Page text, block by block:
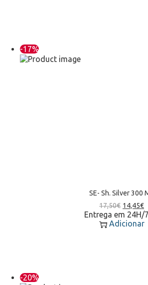
-17%
SE- Sh. Silver 300
17,50€ 14,45€
Entrega em 24H/
Adicionar
-20%